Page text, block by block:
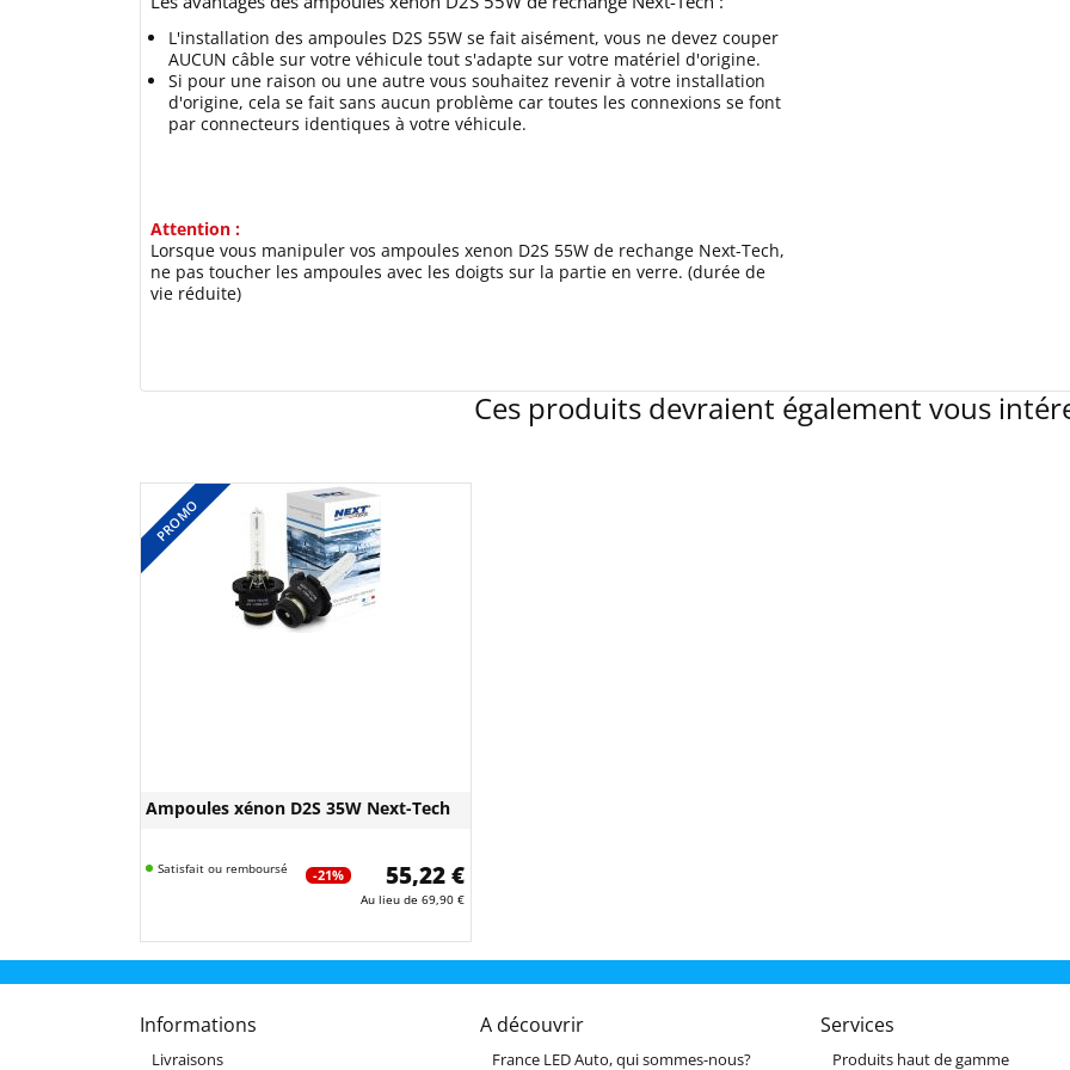
L'installation des ampoules D2S 55W se fait aisément, vous ne devez couper
AUCUN câble sur votre véhicule tout s'adapte sur votre matériel d'origine.
Si pour une raison ou une autre vous souhaitez revenir à votre installation
d'origine, cela se fait sans aucun problème car toutes les connexions se font
par connecteurs identiques à votre véhicule.
Attention :
Lorsque vous manipuler vos ampoules xenon D2S 55W de rechange Next-Tech,
ne pas toucher les ampoules avec les doigts sur la partie en verre. (durée de
vie réduite)
Ces produits devraient également vous
PROMO
Ampoules xénon D2S 35W Next-Tech
Satisfait ou remboursé -21% 55,22 €
Au lieu de69,90 €
Informations
Livraisons
A découvrir
France LED Auto, qui sommes-nous?
Services
Produits haut de gamme